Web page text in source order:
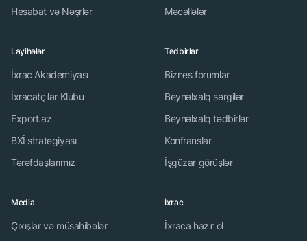
Hesabat və Nəşrlər
Məcəllələr
Layihələr
İxrac Akademiyası
İxracatçılar Klubu
Export.az
BXİ strategiyası
Tərəfdaşlarımız
Tədbirlər
Biznes forumlar
Beynəlxalq sərgilər
Beynəlxalq tədbirlər
Konfranslar
İşgüzar görüşlər
Media
Çıxışlar və müsahibələr
İxrac
İxraca hazır ol